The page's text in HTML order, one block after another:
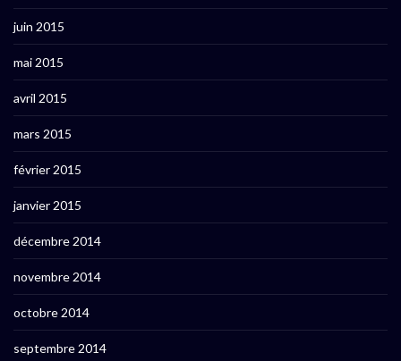
juin 2015
mai 2015
avril 2015
mars 2015
février 2015
janvier 2015
décembre 2014
novembre 2014
octobre 2014
septembre 2014